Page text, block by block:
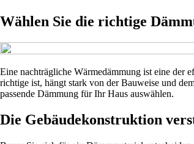
Wählen Sie die richtige
Eine nachträgliche Wärmedämmung ist eine der
richtige ist, hängt stark von der Bauweise und
passende Dämmung für Ihr Haus auswählen.
Die Gebäudekonstruktion